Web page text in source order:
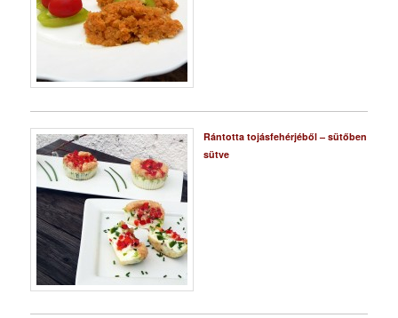
Rántotta tojásfehérjéből – sütőben
sütve